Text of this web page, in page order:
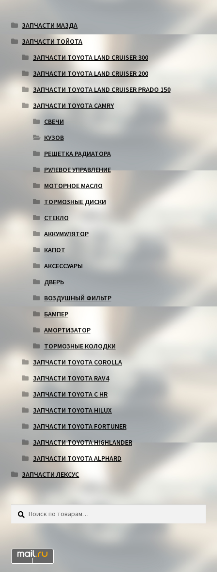
ЗАПЧАСТИ МАЗДА
ЗАПЧАСТИ ТОЙОТА
ЗАПЧАСТИ TOYOTA LAND CRUISER 300
ЗАПЧАСТИ TOYOTA LAND CRUISER 200
ЗАПЧАСТИ TOYOTA LAND CRUISER PRADO 150
ЗАПЧАСТИ TOYOTA CAMRY
СВЕЧИ
КУЗОВ
РЕШЕТКА РАДИАТОРА
РУЛЕВОЕ УПРАВЛЕНИЕ
МОТОРНОЕ МАСЛО
ТОРМОЗНЫЕ ДИСКИ
СТЕКЛО
АККУМУЛЯТОР
КАПОТ
АКСЕССУАРЫ
ДВЕРЬ
ВОЗДУШНЫЙ ФИЛЬТР
БАМПЕР
АМОРТИЗАТОР
ТОРМОЗНЫЕ КОЛОДКИ
ЗАПЧАСТИ TOYOTA COROLLA
ЗАПЧАСТИ TOYOTA RAV4
ЗАПЧАСТИ TOYOTA C HR
ЗАПЧАСТИ TOYOTA HILUX
ЗАПЧАСТИ TOYOTA FORTUNER
ЗАПЧАСТИ TOYOTA HIGHLANDER
ЗАПЧАСТИ TOYOTA ALPHARD
ЗАПЧАСТИ ЛЕКСУС
Искать:
Поиск